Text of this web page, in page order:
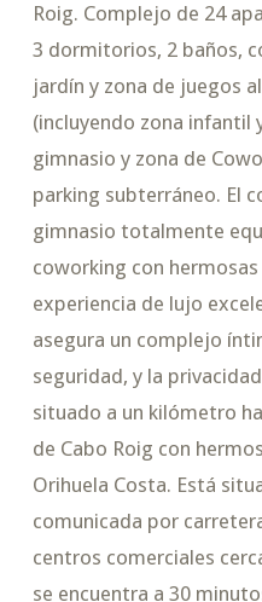
Roig. Complejo de 24
3 dormitorios, 2 baños,
jardín y zona de juegos
(incluyendo zona infantil
gimnasio y zona de
parking subterráneo. El
gimnasio totalmente
coworking con
experiencia de lujo
asegura un complejo
seguridad, y la
situado a un kilómetro
de Cabo Roig con
Orihuela Costa. Está
comunicada por
centros comerciales
se encuentra a 30